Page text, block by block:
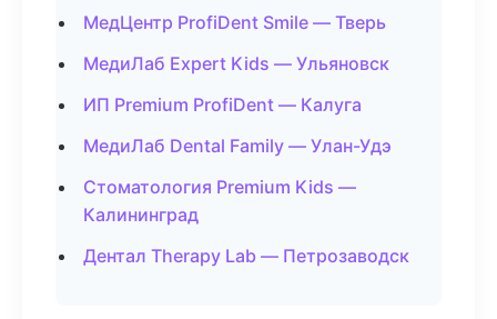
МедЦентр ProfiDent Smile — Тверь
МедиЛаб Expert Kids — Ульяновск
ИП Premium ProfiDent — Калуга
МедиЛаб Dental Family — Улан-Удэ
Стоматология Premium Kids —
Калининград
Дентал Therapy Lab — Петрозаводск